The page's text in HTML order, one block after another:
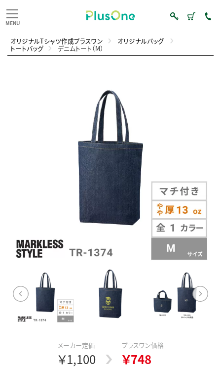
オリジナルTシャツ作成プラスワン オリジナルバッグ
トートバッグ デニムトート（M）
メーカー定価
￥1,100
プラスワン価格
￥748